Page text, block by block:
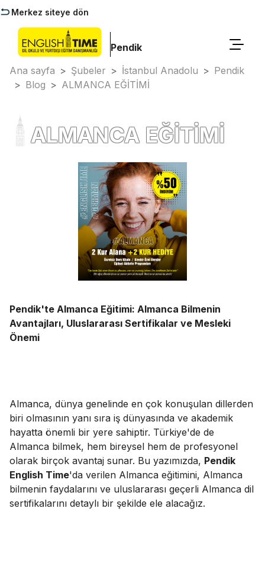
Merkez siteye dön
Pendik
Ana sayfa > Şubeler > İstanbul Anadolu > Pendik
> Blog > ALMANCA EĞİTİMİ
ALMANCA EĞİTİMİ
Pendik'te Almanca Eğitimi: Almanca Bilmenin
Avantajları, Uluslararası Sertifikalar ve Mesleki
Önemi
Almanca, dünya genelinde en çok konuşulan dillerden
biri olmasının yanı sıra iş dünyasında ve akademik
hayatta önemli bir yere sahiptir. Türkiye'de de
Almanca bilmek, hem bireysel hem de profesyonel
olarak birçok avantaj sunar. Bu yazımızda, Pendik
English Time'da verilen Almanca eğitimini, Almanca
bilmenin faydalarını ve uluslararası geçerli Almanca dil
sertifikalarını detaylı bir şekilde ele alacağız.